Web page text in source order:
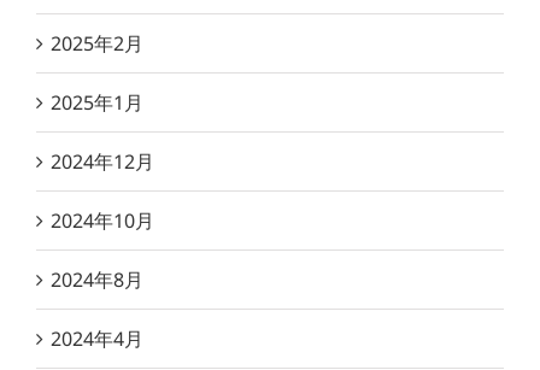
2025年2月
2025年1月
2024年12月
2024年10月
2024年8月
2024年4月